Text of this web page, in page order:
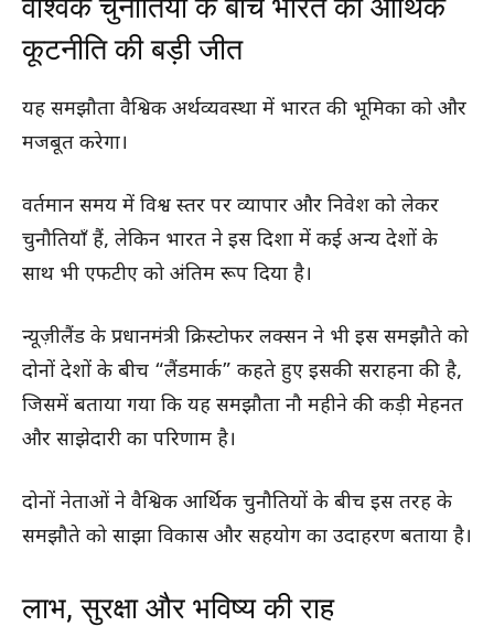
वैश्विक चुनौतियों के बीच भारत की आर्थिक
कूटनीति की बड़ी जीत
यह समझौता वैश्विक अर्थव्यवस्था में भारत की भूमिका को और
मजबूत करेगा।
वर्तमान समय में विश्व स्तर पर व्यापार और निवेश को लेकर
चुनौतियाँ हैं, लेकिन भारत ने इस दिशा में कई अन्य देशों के
साथ भी एफटीए को अंतिम रूप दिया है।
न्यूज़ीलैंड के प्रधानमंत्री क्रिस्टोफर लक्सन ने भी इस समझौते को
दोनों देशों के बीच “लैंडमार्क” कहते हुए इसकी सराहना की है,
जिसमें बताया गया कि यह समझौता नौ महीने की कड़ी मेहनत
और साझेदारी का परिणाम है।
दोनों नेताओं ने वैश्विक आर्थिक चुनौतियों के बीच इस तरह के
समझौते को साझा विकास और सहयोग का उदाहरण बताया है।
लाभ, सुरक्षा और भविष्य की राह